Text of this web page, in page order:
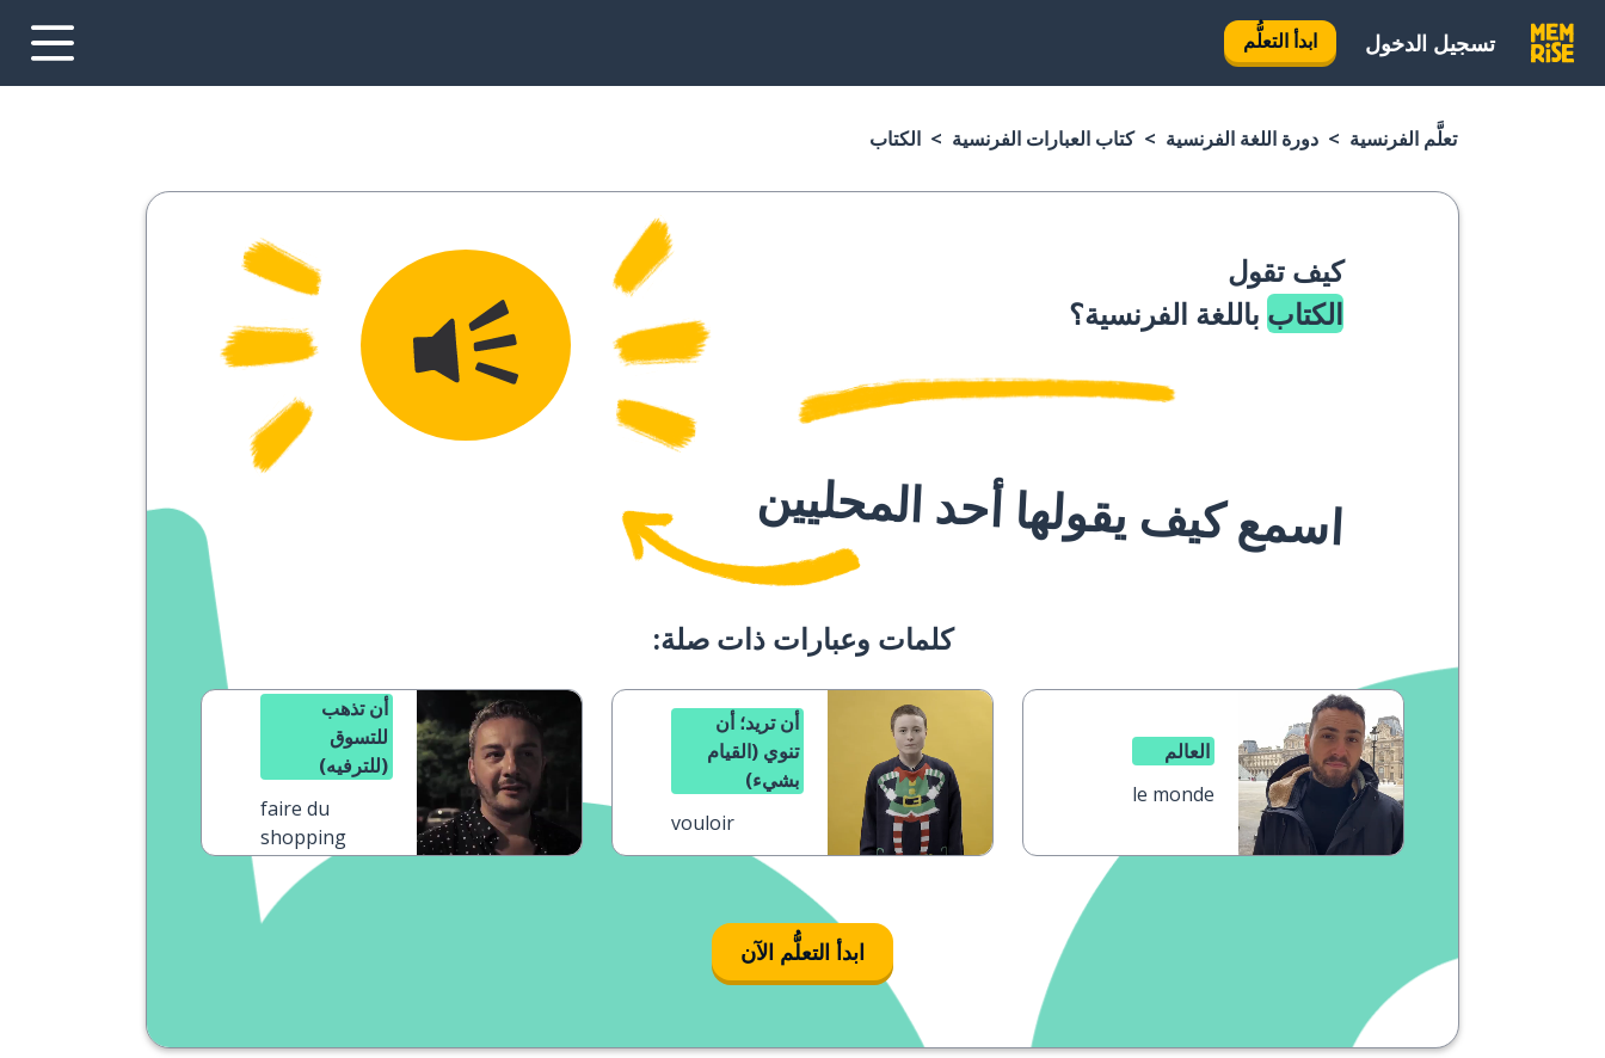
تسجيل الدخول ابدأ التعلُّم
تعلَّم الفرنسية دورة اللغة الفرنسية كتاب العبارات الفرنسية الكتاب
كيف تقول
الكتاب باللغة الفرنسية؟
اسمع كيف يقولها أحد المحليين
كلمات وعبارات ذات صلة:
العالم
le monde
أن تريد؛ أن
تنوي (القيام
بشيء)
vouloir
أن تذهب
للتسوق
(للترفيه)
faire du
shopping
ابدأ التعلُّم الآن